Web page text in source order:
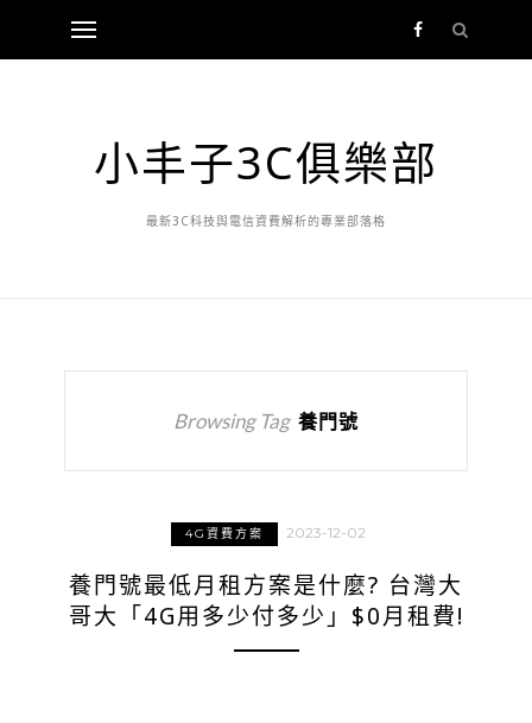
小丰子3C俱樂部
最新3C科技與電信資費解析的專業部落格
Browsing Tag 養門號
4G資費方案 2023-12-02
養門號最低月租方案是什麼? 台灣大
哥大「4G用多少付多少」$0月租費!